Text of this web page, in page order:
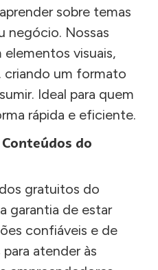
sobre temas
negócio. Nossas
visuais,
um formato
Ideal para quem
rápida e eficiente.
do
gratuitos do
garantia de estar
confiáveis e de
atender às